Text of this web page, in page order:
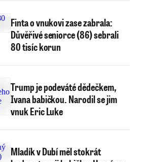
Finta o vnukovi zase zabrala:
Důvěřivé seniorce (86) sebrali
80 tisíc korun
Trump je podeváté dědečkem,
Ivana babičkou. Narodil se jim
vnuk Eric Luke
Mladík v Dubí měl stokrát